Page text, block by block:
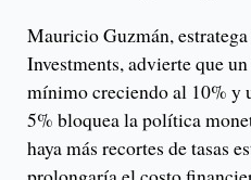
Mauricio Guzmán,
Investments, advierte que
mínimo creciendo al 10% y
5% bloquea la política
haya más recortes de tasas